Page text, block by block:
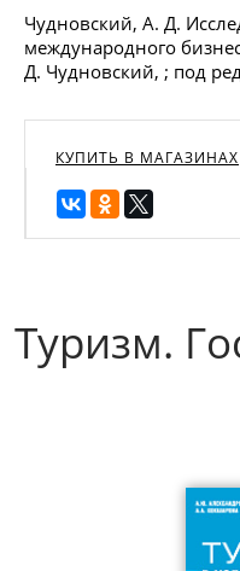
Чудновский, А. Д.
международного
Д. Чудновский, ; под
КУПИТЬ В МАГАЗИНАХ
Туризм.